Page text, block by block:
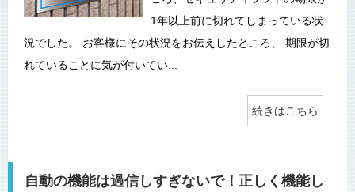
1年以上前に切れてしまっている状
況でした。 お客様にその状況をお伝えしたところ、 期限が切
れていることに気が付いてい...
続きはこちら
自動の機能は過信しすぎないで！正しく機能し